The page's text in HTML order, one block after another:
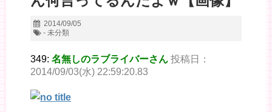
2014/09/05
- 未分類
349: 名無しのラブライバーさん 投稿日：
2014/09/03(水) 22:59:20.83